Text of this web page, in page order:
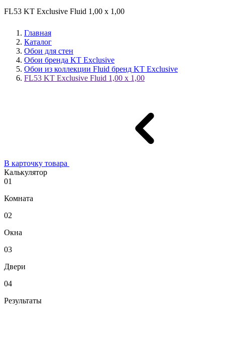
FL53 KT Exclusive Fluid 1,00 x 1,00
Главная
Каталог
Обои для стен
Обои бренда KT Exclusive
Обои из коллекции Fluid бренд KT Exclusive
FL53 KT Exclusive Fluid 1,00 x 1,00
В карточку товара
Калькулятор
01
Комната
02
Окна
03
Двери
04
Результаты